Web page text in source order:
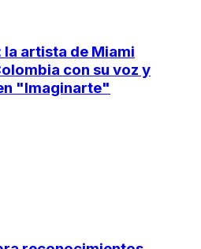
la artista de Miami
con su voz y
"Imaginarte"